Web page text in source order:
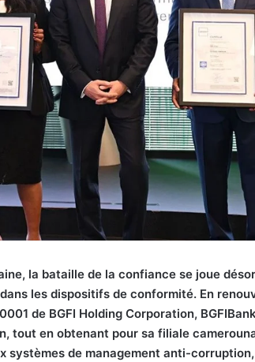
la bataille de la confiance se joue
les dispositifs de conformité. En
de BGFI Holding Corporation,
tout en obtenant pour sa filiale
systèmes de management anti-